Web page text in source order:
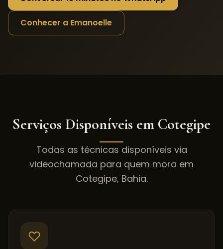
Conhecer a Emanoelle
Serviços Disponíveis em Cotegipe
Todas as técnicas disponíveis via
videochamada para quem mora em
Cotegipe, Bahia.